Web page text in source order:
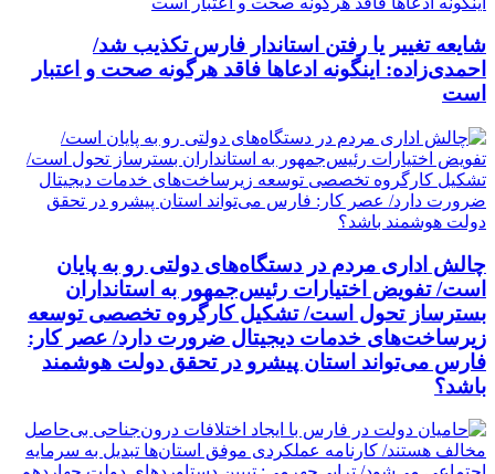
شایعه تغییر یا رفتن استاندار فارس تکذیب شد/
احمدی‌زاده: اینگونه ادعاها فاقد هرگونه صحت و اعتبار
است
چالش اداری مردم در دستگاه‌های دولتی رو به پایان
است/ تفویض اختیارات رئیس‌جمهور به استانداران
بسترساز تحول است/ تشکیل کارگروه تخصصی توسعه
زیرساخت‌های خدمات دیجیتال ضرورت دارد/ عصر کار:
فارس می‌تواند استان پیشرو در تحقق دولت هوشمند
باشد؟